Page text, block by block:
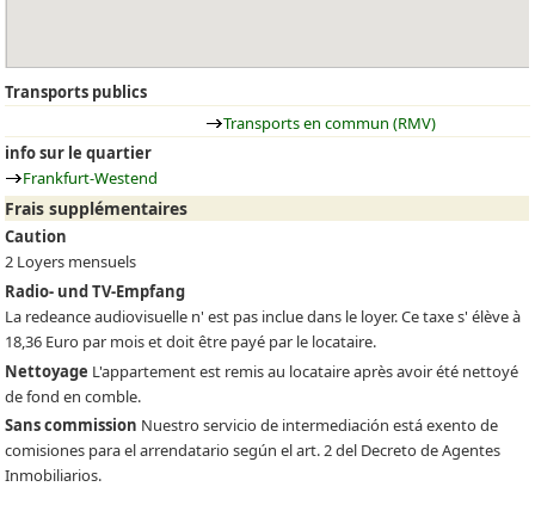
Transports publics
Transports en commun (RMV)
info sur le quartier
Frankfurt-Westend
Frais supplémentaires
Caution
2 Loyers mensuels
Radio- und TV-Empfang
La redeance audiovisuelle n' est pas inclue dans le loyer. Ce taxe s' élève à
18,36 Euro par mois et doit être payé par le locataire.
Nettoyage L'appartement est remis au locataire après avoir été nettoyé
de fond en comble.
Sans commission Nuestro servicio de intermediación está exento de
comisiones para el arrendatario según el art. 2 del Decreto de Agentes
Inmobiliarios.